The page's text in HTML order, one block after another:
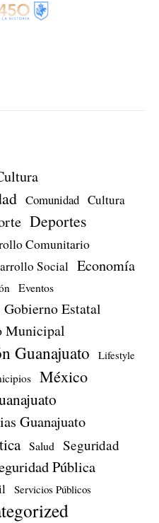
Comunidad Cultura
Deportes
Comunitario
Social Economía
Eventos
Gobierno Estatal
Municipal
Guanajuato Lifestyle
México
Guanajuato
Salud Seguridad
Pública
Servicios Públicos